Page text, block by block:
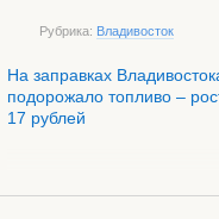
Рубрика: Владивосток
На заправках
подорожало топливо –
17 рублей